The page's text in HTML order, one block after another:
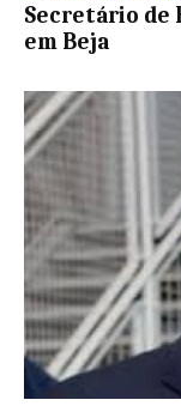
Secretário de
em Beja